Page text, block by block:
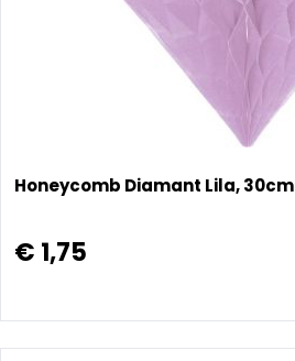
Honeycomb Diamant Lila, 30cm
€ 1,75